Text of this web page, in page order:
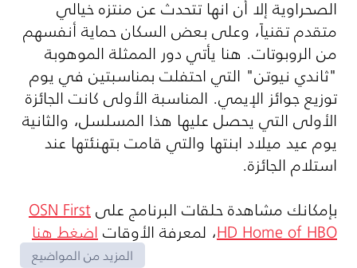
الصحراوية إلا أن انها تتحدث عن منتزه خيالي
متقدم تقنياً، وعلى بعض السكان حماية أنفسهم
من الروبوتات. هنا يأتي دور الممثلة الموهوبة
"ثاندي نيوتن" التي احتفلت بمناسبتين في يوم
توزيع جوائز الإيمي. المناسبة الأولى كانت الجائزة
الأولى التي يحصل عليها هذا المسلسل، والثانية
يوم عيد ميلاد ابنتها والتي قامت بتهنئتها عند
استلام الجائزة.
بإمكانك مشاهدة حلقات البرنامج علىOSN First
HD Home of HBO، لمعرفة الأوقاتاضغط هنا
المزيد من المواضيع